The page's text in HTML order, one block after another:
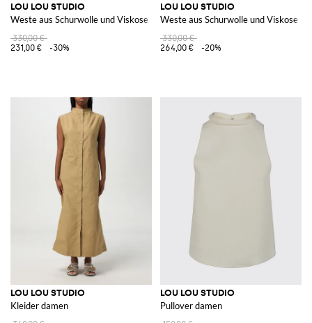
LOU LOU STUDIO
Weste aus Schurwolle und Viskose
330,00 €
231,00 €
-30%
LOU LOU STUDIO
Weste aus Schurwolle und Viskose
330,00 €
264,00 €
-20%
LOU LOU STUDIO
Kleider damen
LOU LOU STUDIO
Pullover damen